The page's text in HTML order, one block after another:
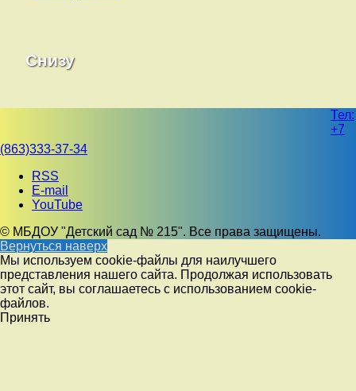
Снизу
Тел:
+7
(863)333-37-34
RSS
E-mail
YouTube
© МБДОУ "Детский сад № 215". Все права защищены.
Вернуться наверх
Мы используем cookie-файлы для наилучшего
представления нашего сайта. Продолжая использовать
этот сайт, вы соглашаетесь с использованием cookie-
файлов.
Принять